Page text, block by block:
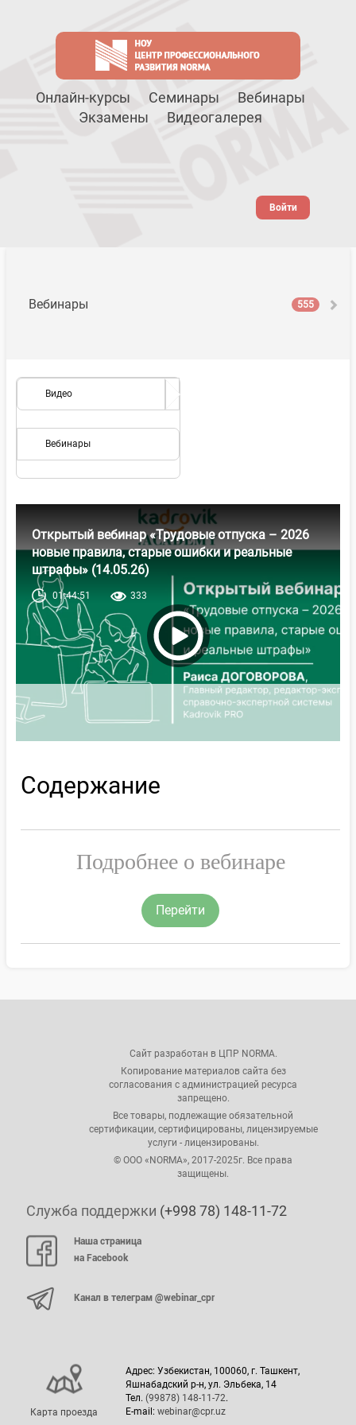
Онлайн-курсы Семинары
Вебинары
Экзамены
Видеогалерея
Войти
Вебинары 555
Видео
Вебинары
Открытый вебинар «Трудовые отпуска – 2026
новые правила, старые ошибки и реальные
штрафы» (14.05.26)
01:44:51 333
Содержание
Подробнее о вебинаре
Перейти
Сайт разработан в ЦПР NORMA.
Копирование материалов сайта без
согласования с администрацией ресурса
запрещено.
Все товары, подлежащие обязательной
сертификации, сертифицированы, лицензируемые
услуги - лицензированы.
© ООО «NORMA», 2017-2025г. Все права
защищены.
Служба поддержки (+998 78) 148-11-72
Наша страница
на Facebook
Канал в телеграм @webinar_cpr
Карта проезда
Адрес: Узбекистан, 100060, г. Ташкент,
Яшнабадский р-н, ул. Эльбека, 14
Тел. (99878) 148-11-72.
E-mail: webinar@cpr.uz